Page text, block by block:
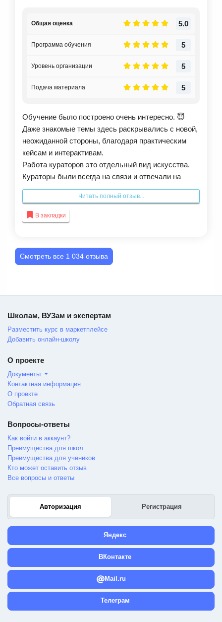
5.0
Общая оценка
5
Программа обучения
5
Уровень организации
5
Подача материала
Обучение было построено очень интересно. 😇
Даже знакомые темы здесь раскрывались с новой,
неожиданной стороны, благодаря практическим
кейсам и интерактивам.
Работа кураторов это отдельный вид искусства.
Кураторы были всегда на связи и отвечали на
вопросы максимально быстро. Ни разу не было
ощущения, что ты один на один с трудной темой.
Ответ прилетал в течение нескольких минут —
четкий, по делу, с примерами.За время курса я не
приобрела новые навыки в этой сфере.
Особенно ценно, что теория сразу подкреплялась
можно монетизировать. Я получила не только
Читать полный отзыв...
В закладки
Смотреть все 1 034 отзыва
Школам, ВУЗам и экспертам
Разместить курс в маркетплейсе
Добавить онлайн-школу
О проекте
Документы
Контактная информация
О проекте
Обратная связь
Вопросы-ответы
Как войти в аккаунт?
Преимущества для школ
Преимущества для учеников
Кто может оставить отзыв
Все вопросы и ответы
Авторизация Регистрация
Яндекс
ВКонтакте
Mail.ru
Телеграм